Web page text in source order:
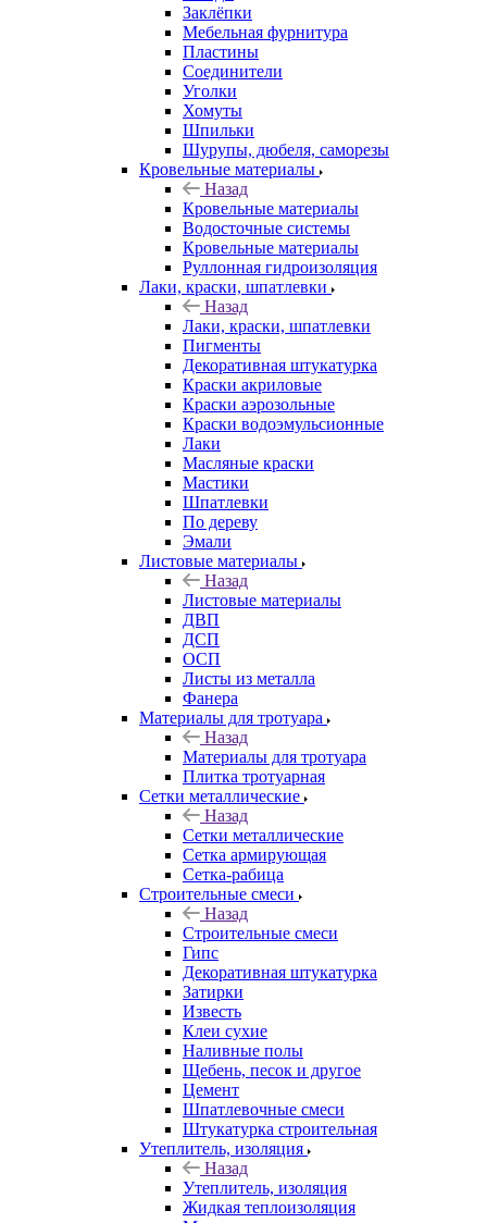
Заклёпки
Мебельная фурнитура
Пластины
Соединители
Уголки
Хомуты
Шпильки
Шурупы, дюбеля, саморезы
Кровельные материалы
Назад
Кровельные материалы
Водосточные системы
Кровельные материалы
Руллонная гидроизоляция
Лаки, краски, шпатлевки
Назад
Лаки, краски, шпатлевки
Пигменты
Декоративная штукатурка
Краски акриловые
Краски аэрозольные
Краски водоэмульсионные
Лаки
Масляные краски
Мастики
Шпатлевки
По дереву
Эмали
Листовые материалы
Назад
Листовые материалы
ДВП
ДСП
ОСП
Листы из металла
Фанера
Материалы для тротуара
Назад
Материалы для тротуара
Плитка тротуарная
Сетки металлические
Назад
Сетки металлические
Сетка армирующая
Сетка-рабица
Строительные смеси
Назад
Строительные смеси
Гипс
Декоративная штукатурка
Затирки
Известь
Клеи сухие
Наливные полы
Щебень, песок и другое
Цемент
Шпатлевочные смеси
Штукатурка строительная
Утеплитель, изоляция
Назад
Утеплитель, изоляция
Жидкая теплоизоляция